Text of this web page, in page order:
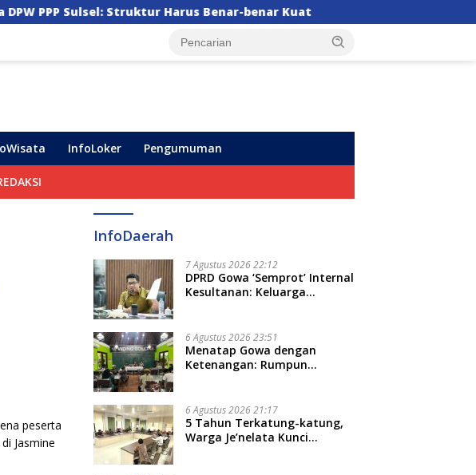
Harus Benar-benar Kuat Mensos Tinjau Sekolah Rakyat di
InfoLoker Pengumuman
peserta
Jasmine
InfoDaerah
7 Agustus 2026 22:12
DPRD Gowa ‘Semprot’ Internal
Kesultanan: Keluarga
6 Agustus 2026 23:51
Menatap Gowa dengan
Ketenangan: Rumpun
Sepihak, Tekankan Jalur
Musyawarah, Ingatkan Soal
Adat dan Adab
6 Agustus 2026 21:17
5 Tahun Terkatung-katung,
Warga Je’nelata Kunci